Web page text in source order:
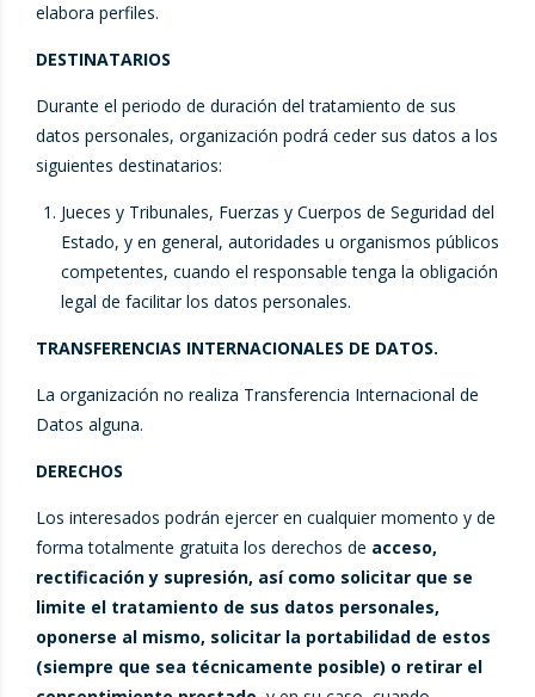
elabora perfiles.
DESTINATARIOS
Durante el periodo de duración del tratamiento de sus
datos personales, organización podrá ceder sus datos a los
siguientes destinatarios:
Jueces y Tribunales, Fuerzas y Cuerpos de Seguridad del
Estado, y en general, autoridades u organismos públicos
competentes, cuando el responsable tenga la obligación
legal de facilitar los datos personales.
TRANSFERENCIAS INTERNACIONALES DE DATOS.
La organización no realiza Transferencia Internacional de
Datos alguna.
DERECHOS
Los interesados podrán ejercer en cualquier momento y de
forma totalmente gratuita los derechos de acceso,
rectificación y supresión, así como solicitar que se
limite el tratamiento de sus datos personales,
oponerse al mismo, solicitar la portabilidad de estos
(siempre que sea técnicamente posible) o retirar el